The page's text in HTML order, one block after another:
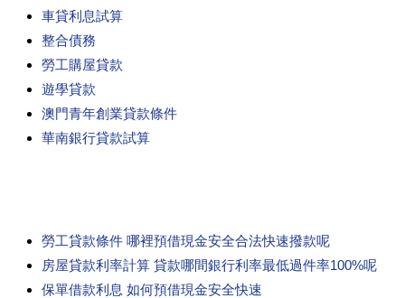
車貸利息試算
整合債務
勞工購屋貸款
遊學貸款
澳門青年創業貸款條件
華南銀行貸款試算
勞工貸款條件 哪裡預借現金安全合法快速撥款呢
房屋貸款利率計算 貸款哪間銀行利率最低過件率100%呢
保單借款利息 如何預借現金安全快速